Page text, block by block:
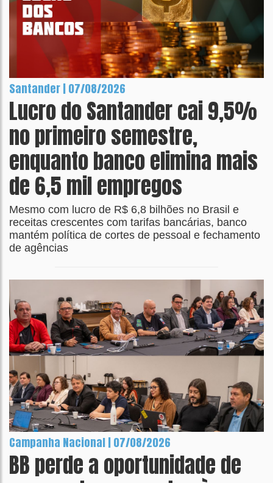
Santander | 07/08/2026
Lucro do Santander cai 9,5%
no primeiro semestre,
enquanto banco elimina mais
de 6,5 mil empregos
Mesmo com lucro de R$ 6,8 bilhões no Brasil e
receitas crescentes com tarifas bancárias, banco
mantém política de cortes de pessoal e fechamento
de agências
Campanha Nacional | 07/08/2026
BB perde a oportunidade de